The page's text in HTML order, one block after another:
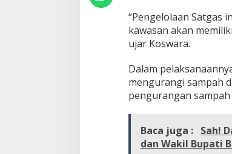
n
e
k
t
a
W
a
y
“Pengelolaan Satgas
kawasan akan
ujar Koswara.
Dalam
mengurangi sampah
pengurangan
Baca juga : Sah!
dan Wakil Bupati